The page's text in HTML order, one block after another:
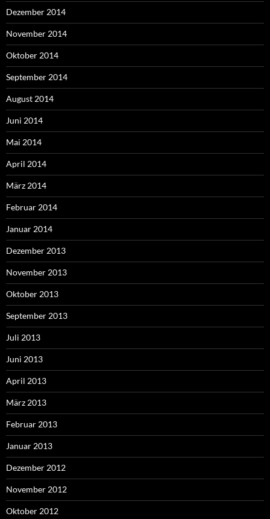
Dezember 2014
November 2014
Oktober 2014
September 2014
August 2014
Juni 2014
Mai 2014
April 2014
März 2014
Februar 2014
Januar 2014
Dezember 2013
November 2013
Oktober 2013
September 2013
Juli 2013
Juni 2013
April 2013
März 2013
Februar 2013
Januar 2013
Dezember 2012
November 2012
Oktober 2012